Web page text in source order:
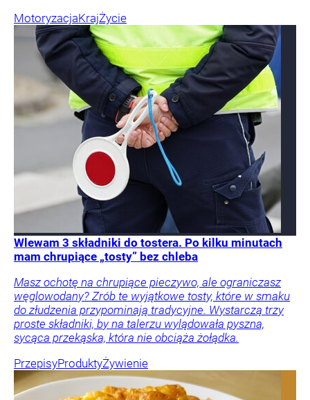
MotoryzacjaKrajŻycie
Wlewam 3 składniki do tostera. Po kilku minutach
mam chrupiące „tosty” bez chleba
Masz ochotę na chrupiące pieczywo, ale ograniczasz
węglowodany? Zrób te wyjątkowe tosty, które w smaku
do złudzenia przypominają tradycyjne. Wystarczą trzy
proste składniki, by na talerzu wylądowała pyszna,
sycąca przekąska, która nie obciąża żołądka.
PrzepisyProduktyŻywienie